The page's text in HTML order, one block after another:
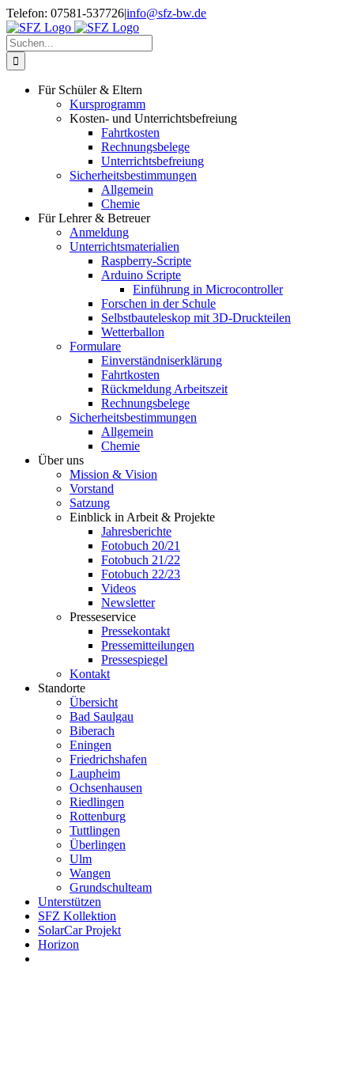
Zum
Inhalt
springen
Telefon: 07581-537726|info@sfz-bw.de
Suche
nach:
Für Schüler & Eltern
Kursprogramm
Kosten- und Unterrichtsbefreiung
Fahrtkosten
Rechnungsbelege
Unterrichtsbefreiung
Sicherheitsbestimmungen
Allgemein
Chemie
Für Lehrer & Betreuer
Anmeldung
Unterrichtsmaterialien
Raspberry-Scripte
Arduino Scripte
Einführung in Microcontroller
Forschen in der Schule
Selbstbauteleskop mit 3D-Druckteilen
Wetterballon
Formulare
Einverständniserklärung
Fahrtkosten
Rückmeldung Arbeitszeit
Rechnungsbelege
Sicherheitsbestimmungen
Allgemein
Chemie
Über uns
Mission & Vision
Vorstand
Satzung
Einblick in Arbeit & Projekte
Jahresberichte
Fotobuch 20/21
Fotobuch 21/22
Fotobuch 22/23
Videos
Newsletter
Presseservice
Pressekontakt
Pressemitteilungen
Pressespiegel
Kontakt
Standorte
Übersicht
Bad Saulgau
Biberach
Eningen
Friedrichshafen
Laupheim
Ochsenhausen
Riedlingen
Rottenburg
Tuttlingen
Überlingen
Ulm
Wangen
Grundschulteam
Unterstützen
SFZ Kollektion
SolarCar Projekt
Horizon